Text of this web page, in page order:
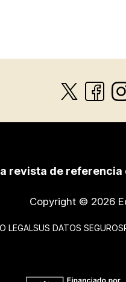
revista de referencia
Copyright © 2026
LEGALSUS DATOS SEGUROS